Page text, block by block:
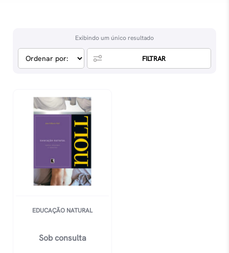
Exibindo um único resultado
FILTRAR
EDUCAÇÃO NATURAL
Sob consulta